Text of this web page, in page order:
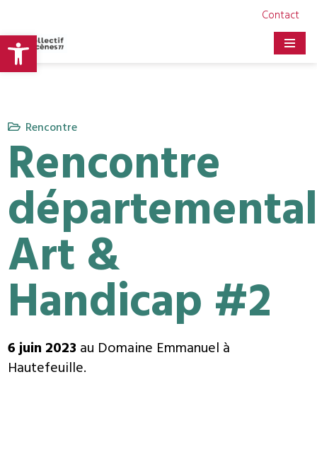
Ouvrir la barre d’outils
Contact
Aller
au
contenu
Rencontre
Rencontre
Art &
Handicap #2
6 juin 2023 au Domaine Emmanuel à
Hautefeuille.